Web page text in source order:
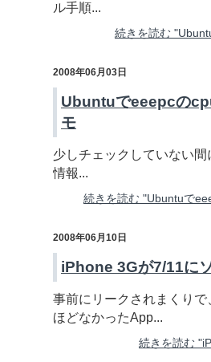
ル手順...
続きを読む
2008年06月03日
Ubuntuでeeepcの
モ
少しチェックしていない
情報...
続きを読む "Ubuntuで
2008年06月10日
iPhone 3Gが7/11に
事前にリークされまくり
ほどなかったApp...
続きを読む